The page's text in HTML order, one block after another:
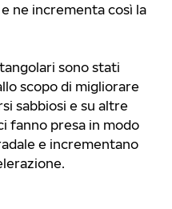
ne incrementa così la
sono stati
scopo di migliorare
sabbiosi e su altre
fanno presa in modo
e incrementano